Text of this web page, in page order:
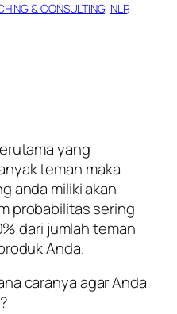
& CONSULTING, NLP
yang
teman maka
anda miliki akan
probabilitas sering
dari jumlah teman
Anda.
caranya agar Anda